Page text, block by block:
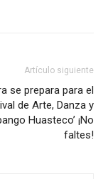
Artículo siguiente
se prepara para el
de Arte, Danza y
Huasteco’ ¡No
faltes!